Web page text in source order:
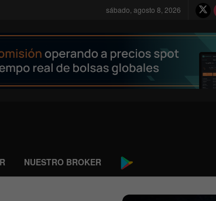
sábado, agosto 8, 2026
NUESTRO BROKER